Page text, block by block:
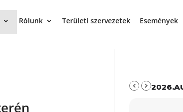
Rólunk Területi szervezetek Események